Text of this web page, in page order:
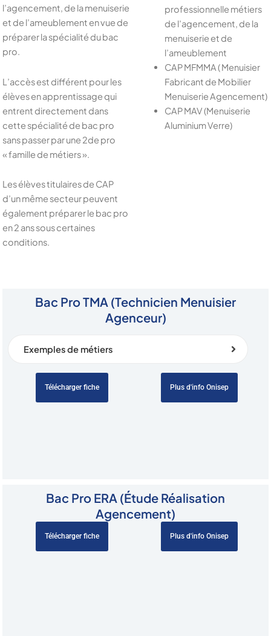
l’agencement, de la menuiserie
et de l’ameublement en vue de
préparer la spécialité du bac
pro.
L’accès est différent pour les
élèves en apprentissage qui
entrent directement dans
cette spécialité de bac pro
sans passer par une 2de pro
« famille de métiers ».
Les élèves titulaires de CAP
d’un même secteur peuvent
également préparer le bac pro
en 2 ans sous certaines
conditions.
professionnelle métiers
de l’agencement, de la
menuiserie et de
l’ameublement
CAP MFMMA ( Menuisier
Fabricant de Mobilier
Menuiserie Agencement)
CAP MAV (Menuiserie
Aluminium Verre)
Bac Pro TMA (Technicien Menuisier
Agenceur)
Exemples de métiers
Télécharger fiche Plus d'info Onisep
Bac Pro ERA (Étude Réalisation
Agencement)
Télécharger fiche Plus d'info Onisep